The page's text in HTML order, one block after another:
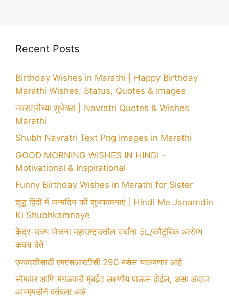
Recent Posts
Birthday Wishes in Marathi | Happy Birthday
Marathi Wishes, Status, Quotes & Images
नवरात्रीच्या शुभेच्छा | Navratri Quotes & Wishes
Marathi
Shubh Navratri Text Png Images in Marathi
GOOD MORNING WISHES IN HINDI –
Motivational & Inspirational
Funny Birthday Wishes in Marathi for Sister
शुद्ध हिंदी में जन्मदिन की शुभकामनाएं | Hindi Me Janamdin
Ki Shubhkamnaye
केंद्र-राज्य योजना महाराष्ट्रातील सर्वांना 5L/कौटुंबिक आरोग्य
कवच देते
एकादशीसाठी एमएसआरटीसी 290 बसेस चालवणार आहे
सोमवार आणि मंगळवारी मुंबईत लक्षणीय पाऊस होईल, असा अंदाज
आयएमडीने वर्तवला आहे